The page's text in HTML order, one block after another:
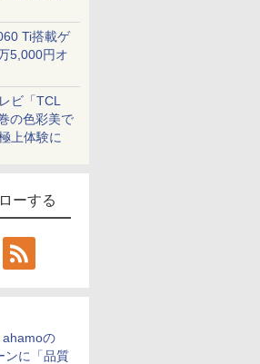
Ti搭載ゲ
5,000円オ
ビ「TCL
の色彩美で
上体験に
ーする
ahamoの
ンに「品質